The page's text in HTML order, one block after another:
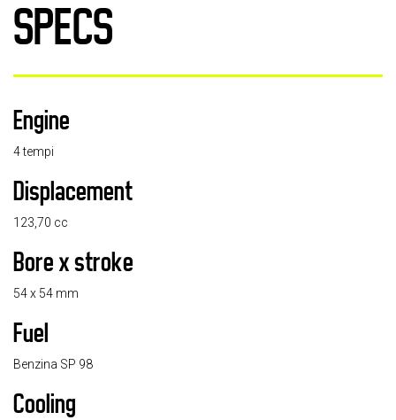
SPECS
Engine
4 tempi
Displacement
123,70 cc
Bore x stroke
54 x 54 mm
Fuel
Benzina SP 98
Cooling